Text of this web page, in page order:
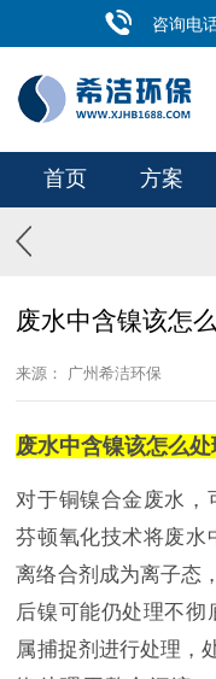
咨询电
首页 方案
废水中含镍该怎
来源： 广州希洁环保
废水中含镍该怎么处
对于铜镍合金废水，
芬顿氧化技术将废水
离络合剂成为离子态
后镍可能仍处理不彻
属捕捉剂进行处理，